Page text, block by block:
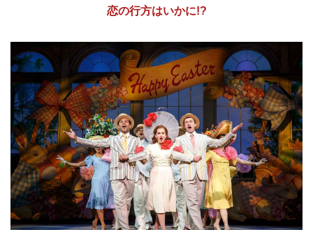
恋の行方はいかに!?